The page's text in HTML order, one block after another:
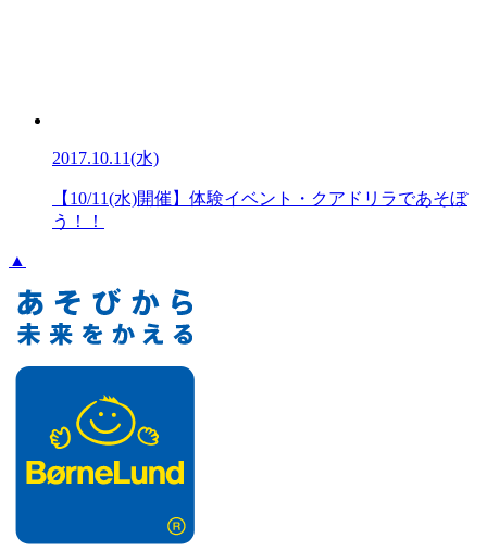
2017.10.11(水)
【10/11(水)開催】体験イベント・クアドリラであそぼ
う！！
▲